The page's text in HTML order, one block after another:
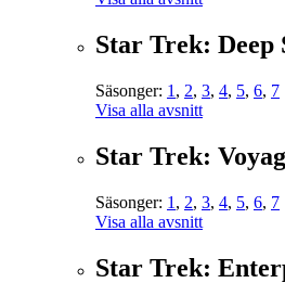
Star Trek: Deep
Säsonger: 1 , 2, 3, 4, 5, 6, 7
Visa alla avsnitt
Star Trek:
Säsonger: 1 , 2, 3, 4, 5, 6, 7
Visa alla avsnitt
Star Trek: